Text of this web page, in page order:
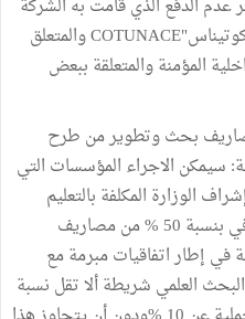
عدم الدفع الذي قامت به الشركة
التونسية لتأمين التجارة الخارجية "كوتيناس"COTUNACE والمتعلق
المؤمنة والمتعلقة ببعض
بحث وتطوير من طرح
سيمكن الاجراء المؤسسات التي
المكلفة بالتعليم
العالي والبحث العلمي من طرح إضافي بنسبة 50 % من مصاريف
في إطار اتفاقيات مبرمة مع
العلمي شريطة ألا تقل نسبة